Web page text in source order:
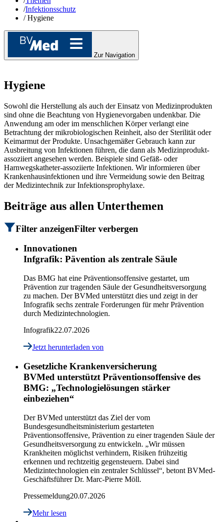
/Infektionsschutz​
/Hygiene
Zur Navigation
Hygiene
Sowohl die Herstellung als auch der Einsatz von Medizinprodukten
sind ohne die Beachtung von Hygienevorgaben undenkbar. Die
Anwendung am oder im menschlichen Körper verlangt eine
Betrachtung der mikrobiologischen Reinheit, also der Sterilität oder
Keimarmut der Produkte. Unsachgemäßer Gebrauch kann zur
Ausbreitung von Infektionen führen, die dann als Medizinprodukt-
assoziiert angesehen werden. Beispiele sind Gefäß- oder
Harnwegskatheter-assoziierte Infektionen. Wir informieren über
Krankenhausinfektionen und ihre Vermeidung sowie den Beitrag
der Medizintechnik zur Infektionsprophylaxe.
Beiträge aus allen Unterthemen
Filter anzeigenFilter verbergen
Innovationen
Infgrafik: Pävention als zentrale Säule
Das BMG hat eine Präventionsoffensive gestartet, um
Prävention zur tragenden Säule der Gesundheitsversorgung
zu machen. Der BVMed unterstützt dies und zeigt in der
Infografik sechs zentrale Forderungen für mehr Prävention
durch Medizintechnologien.
Infografik22.07.2026
Jetzt herunterladen von
Gesetzliche Krankenversicherung
BVMed unterstützt Präventionsoffensive des
BMG: „Technologielösungen stärker
einbeziehen“
Der BVMed unterstützt das Ziel der vom
Bundesgesundheitsministerium gestarteten
Präventionsoffensive, Prävention zu einer tragenden Säule der
Gesundheitsversorgung zu entwickeln. „Wir müssen
Krankheiten möglichst verhindern, Risiken frühzeitig
erkennen und rechtzeitig gegensteuern. Dabei sind
Medizintechnologien ein zentraler Schlüssel“, betont BVMed-
Geschäftsführer Dr. Marc-Pierre Möll.
Pressemeldung20.07.2026
Mehr lesen